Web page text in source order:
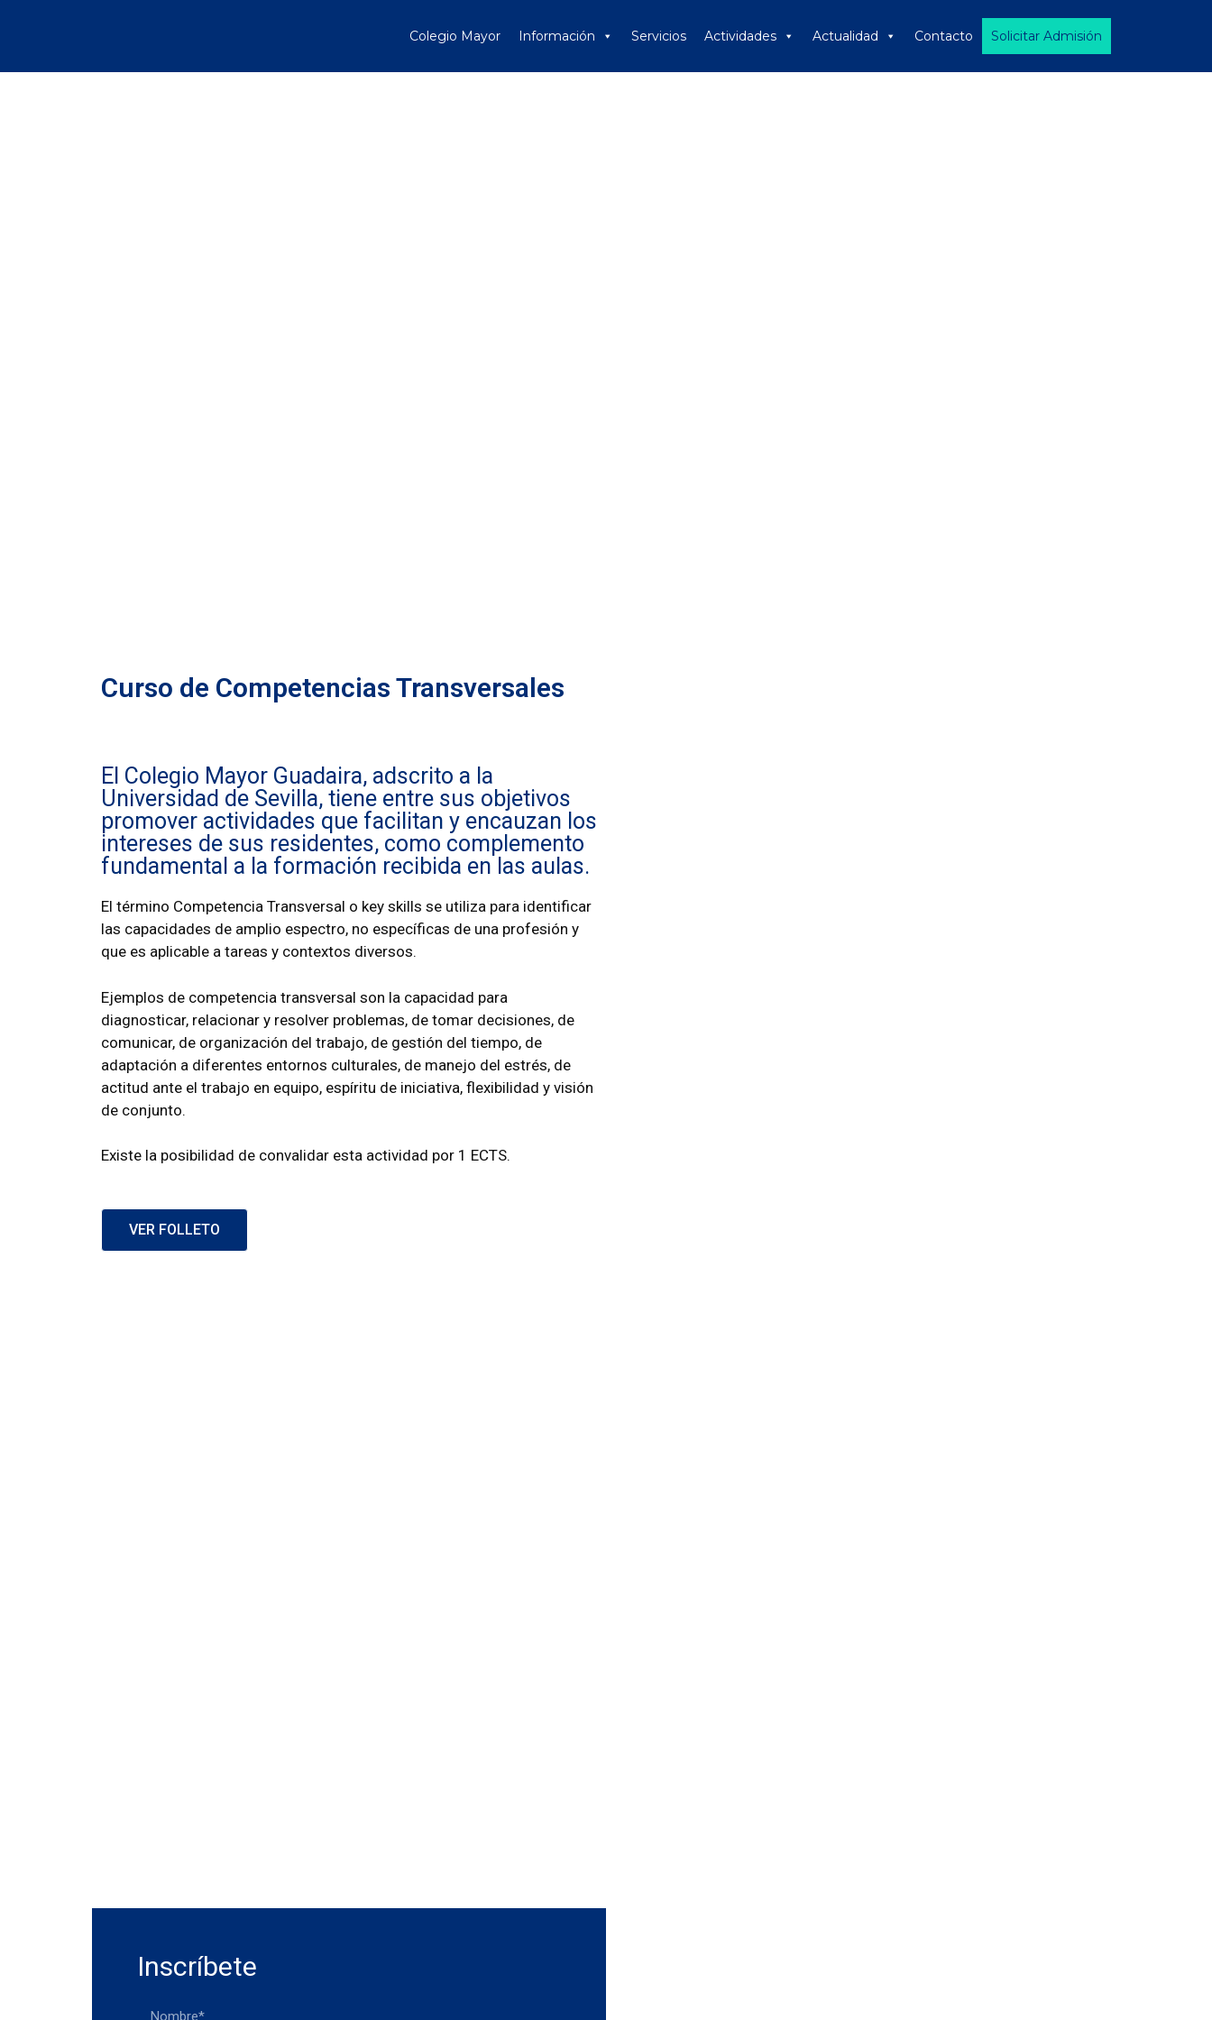
Colegio Mayor Información Servicios Actividades Actualidad Contacto Solicitar Admisión
Curso de Competencias Transversales
El Colegio Mayor Guadaira, adscrito a la
Universidad de Sevilla, tiene entre sus objetivos
promover actividades que facilitan y encauzan los
intereses de sus residentes, como complemento
fundamental a la formación recibida en las aulas.
El término Competencia Transversal o key skills se utiliza para identificar
las capacidades de amplio espectro, no específicas de una profesión y
que es aplicable a tareas y contextos diversos.
Ejemplos de competencia transversal son la capacidad para
diagnosticar, relacionar y resolver problemas, de tomar decisiones, de
comunicar, de organización del trabajo, de gestión del tiempo, de
adaptación a diferentes entornos culturales, de manejo del estrés, de
actitud ante el trabajo en equipo, espíritu de iniciativa, flexibilidad y visión
de conjunto.
Existe la posibilidad de convalidar esta actividad por 1 ECTS.
VER FOLLETO
Inscríbete